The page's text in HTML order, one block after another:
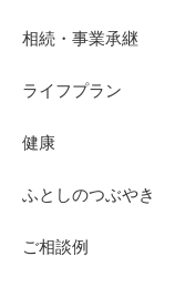
相続・事業承継
ライフプラン
健康
ふとしのつぶやき
ご相談例